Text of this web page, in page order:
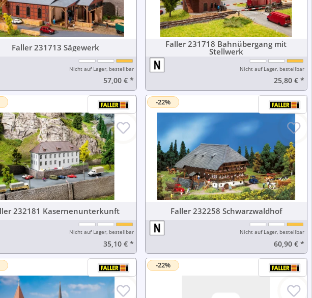
Faller 231713 Sägewerk
Nicht auf Lager, bestellbar
57,00 € *
Faller 231718 Bahnübergang mit
Stellwerk
Nicht auf Lager, bestellbar
25,80 €*
Faller 232181 Kasernenunterkunft
Nicht auf Lager, bestellbar
35,10 € *
-22%
Faller 232258 Schwarzwaldhof
Nicht auf Lager, bestellbar
60,90 €*
-22%